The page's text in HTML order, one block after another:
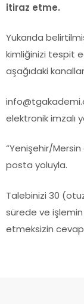
itiraz etme.
Yukarıda
kimliğinizi tespit
aşağıdaki
elektronik imzalı
“Yenişehir/
posta yoluyla.
Talebinizi 30
sürede ve
etmeksizin